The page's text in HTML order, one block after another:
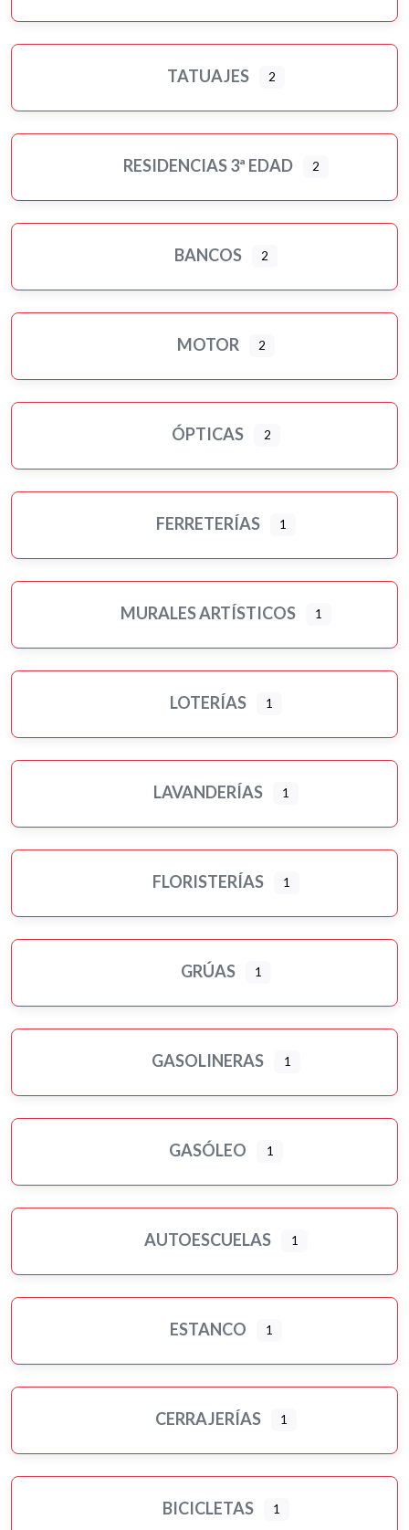
TATUAJES 2
RESIDENCIAS 3ª EDAD 2
BANCOS 2
MOTOR 2
ÓPTICAS 2
FERRETERÍAS 1
MURALES ARTÍSTICOS 1
LOTERÍAS 1
LAVANDERÍAS 1
FLORISTERÍAS 1
GRÚAS 1
GASOLINERAS 1
GASÓLEO 1
AUTOESCUELAS 1
ESTANCO 1
CERRAJERÍAS 1
BICICLETAS 1